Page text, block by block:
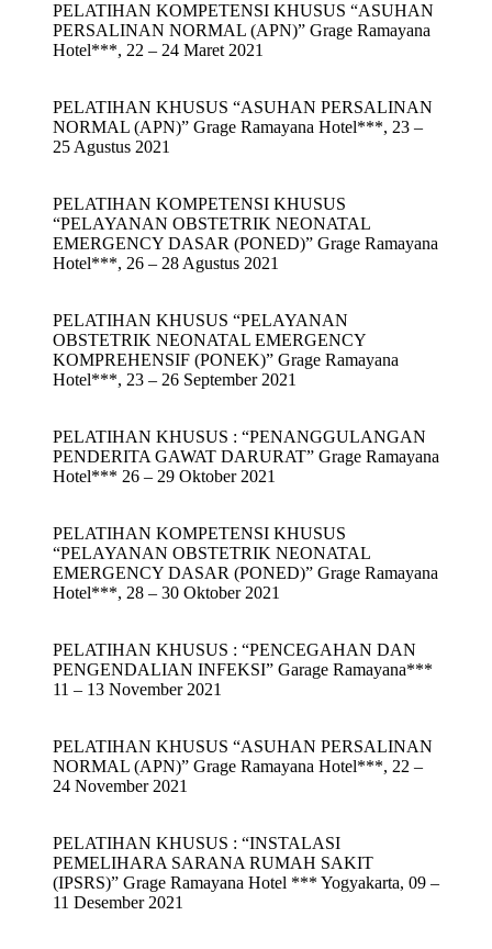
PELATIHAN KOMPETENSI KHUSUS “ASUHAN
PERSALINAN NORMAL (APN)” Grage Ramayana
Hotel***, 22 – 24 Maret 2021
PELATIHAN KHUSUS “ASUHAN PERSALINAN
NORMAL (APN)” Grage Ramayana Hotel***, 23 –
25 Agustus 2021
PELATIHAN KOMPETENSI KHUSUS
“PELAYANAN OBSTETRIK NEONATAL
EMERGENCY DASAR (PONED)” Grage Ramayana
Hotel***, 26 – 28 Agustus 2021
PELATIHAN KHUSUS “PELAYANAN
OBSTETRIK NEONATAL EMERGENCY
KOMPREHENSIF (PONEK)” Grage Ramayana
Hotel***, 23 – 26 September 2021
PELATIHAN KHUSUS : “PENANGGULANGAN
PENDERITA GAWAT DARURAT” Grage Ramayana
Hotel*** 26 – 29 Oktober 2021
PELATIHAN KOMPETENSI KHUSUS
“PELAYANAN OBSTETRIK NEONATAL
EMERGENCY DASAR (PONED)” Grage Ramayana
Hotel***, 28 – 30 Oktober 2021
PELATIHAN KHUSUS : “PENCEGAHAN DAN
PENGENDALIAN INFEKSI” Garage Ramayana***
11 – 13 November 2021
PELATIHAN KHUSUS “ASUHAN PERSALINAN
NORMAL (APN)” Grage Ramayana Hotel***, 22 –
24 November 2021
PELATIHAN KHUSUS : “INSTALASI
PEMELIHARA SARANA RUMAH SAKIT
(IPSRS)” Grage Ramayana Hotel *** Yogyakarta, 09 –
11 Desember 2021